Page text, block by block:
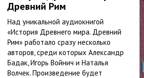
Древний Рим
Над уникальной аудиокнигой
«История Древнего мира. Древний
Рим» работало сразу несколько
авторов, среди которых Александр
Бадак, Игорь Войнич и Наталья
Волчек. Произведение будет